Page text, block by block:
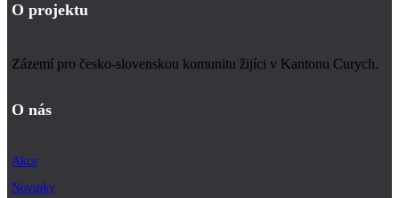
O projektu
Zázemí pro česko-slovenskou komunitu žijíci v Kantonu Curych.
O nás
Akce
Novinky